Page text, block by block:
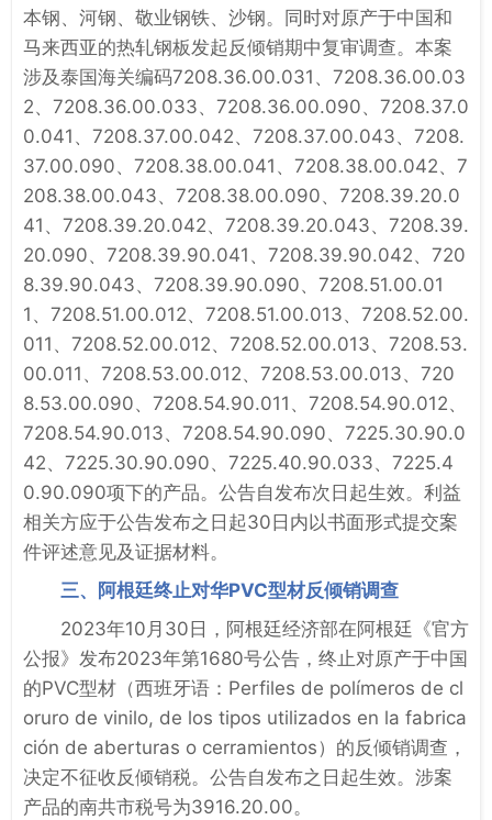
本钢、河钢、敬业钢铁、沙钢。同时对原产于中国和
马来西亚的热轧钢板发起反倾销期中复审调查。本案
涉及泰国海关编码7208.36.00.031、7208.36.00.03
2、7208.36.00.033、7208.36.00.090、7208.37.0
0.041、7208.37.00.042、7208.37.00.043、7208.
37.00.090、7208.38.00.041、7208.38.00.042、7
208.38.00.043、7208.38.00.090、7208.39.20.0
41、7208.39.20.042、7208.39.20.043、7208.39.
20.090、7208.39.90.041、7208.39.90.042、720
8.39.90.043、7208.39.90.090、7208.51.00.01
1、7208.51.00.012、7208.51.00.013、7208.52.00.
011、7208.52.00.012、7208.52.00.013、7208.53.
00.011、7208.53.00.012、7208.53.00.013、720
8.53.00.090、7208.54.90.011、7208.54.90.012、
7208.54.90.013、7208.54.90.090、7225.30.90.0
42、7225.30.90.090、7225.40.90.033、7225.4
0.90.090项下的产品。公告自发布次日起生效。利益
相关方应于公告发布之日起30日内以书面形式提交案
件评述意见及证据材料。
三、阿根廷终止对华PVC型材反倾销调查
2023年10月30日，阿根廷经济部在阿根廷《官方
公报》发布2023年第1680号公告，终止对原产于中国
的PVC型材（西班牙语：Perfiles de polímeros de cl
oruro de vinilo, de los tipos utilizados en la fabrica
ción de aberturas o cerramientos）的反倾销调查，
决定不征收反倾销税。公告自发布之日起生效。涉案
产品的南共市税号为3916.20.00。